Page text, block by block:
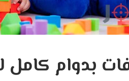
بدوام كامل